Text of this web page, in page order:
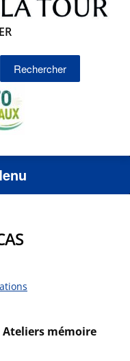
Ateliers mémoire